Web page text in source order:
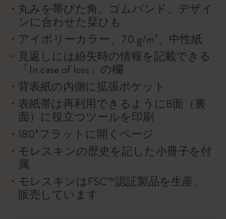
丸みを帯びた角、ゴムバンド、デザイ
ンに合わせた栞ひも
アイボリーカラー、70 g/m²、中性紙
見返しには紛失時の情報を記載できる
「In case of loss」の欄
背表紙の内側に拡張ポケット
表紙帯は再利用できるようにB面（裏
面）に役立つツールを印刷
180°フラットに開くページ
モレスキンの歴史を記した小冊子を付
属
モレスキンはFSC™認証製品を生産、
販売しています